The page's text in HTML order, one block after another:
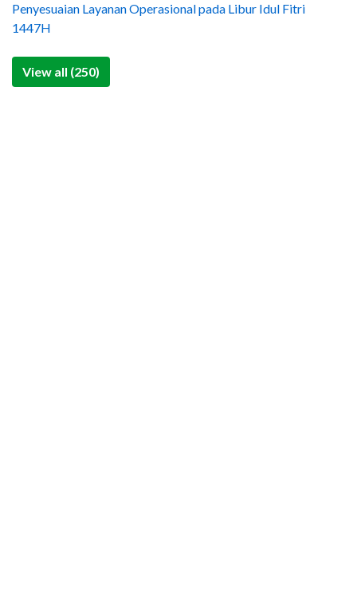
Penyesuaian Layanan Operasional pada Libur Idul Fitri
1447H
View all (250)